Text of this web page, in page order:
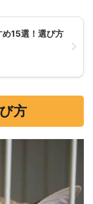
15選！選び方
方